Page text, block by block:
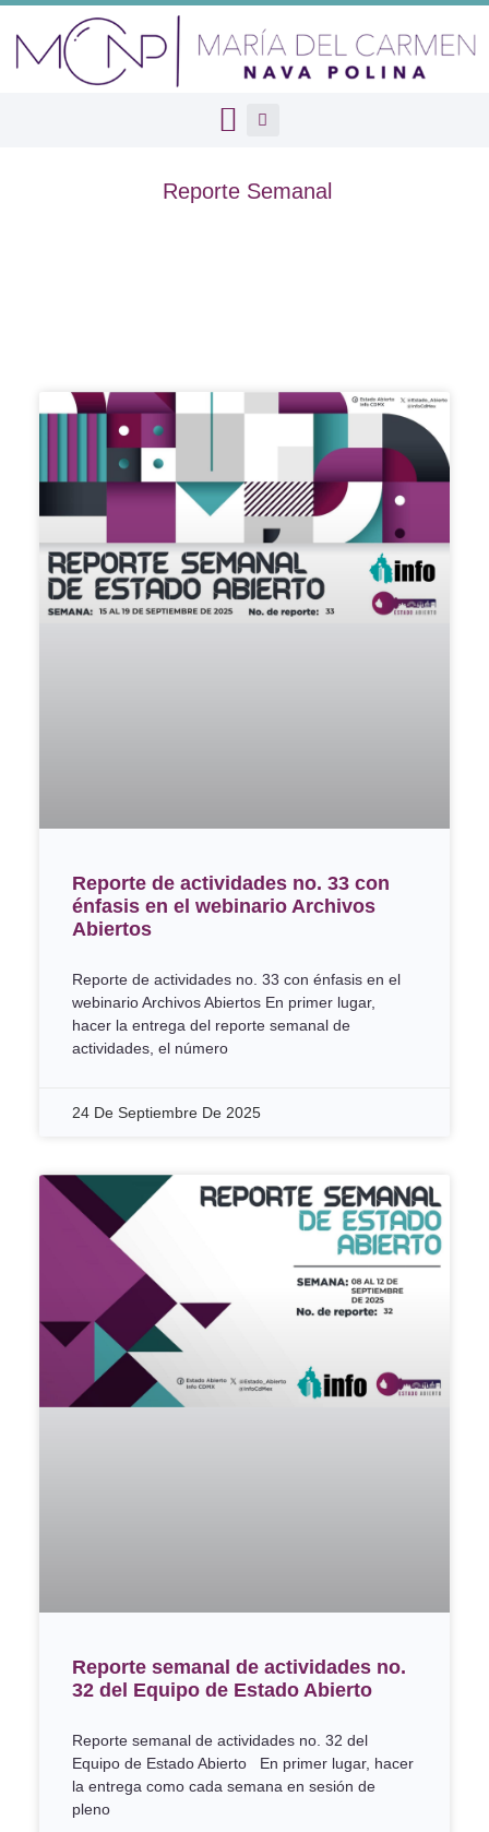
Reporte Semanal
Reporte de actividades no. 33 con
énfasis en el webinario Archivos
Abiertos
Reporte de actividades no. 33 con énfasis en el
webinario Archivos Abiertos En primer lugar,
hacer la entrega del reporte semanal de
actividades, el número
24 De Septiembre De 2025
Reporte semanal de actividades no.
32 del Equipo de Estado Abierto
Reporte semanal de actividades no. 32 del
Equipo de Estado Abierto En primer lugar, hacer
la entrega como cada semana en sesión de
pleno